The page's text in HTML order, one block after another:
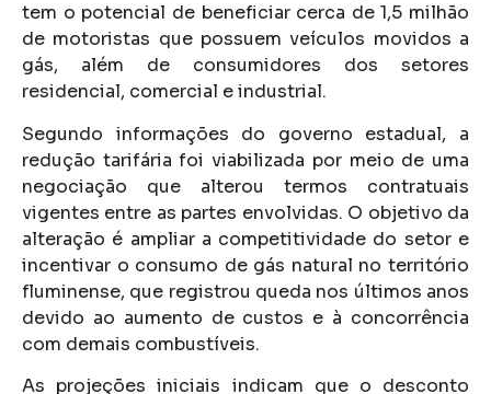
tem o potencial de beneficiar cerca de 1,5 milhão
de motoristas que possuem veículos movidos a
gás, além de consumidores dos setores
residencial, comercial e industrial.
Segundo informações do governo estadual, a
redução tarifária foi viabilizada por meio de uma
negociação que alterou termos contratuais
vigentes entre as partes envolvidas. O objetivo da
alteração é ampliar a competitividade do setor e
incentivar o consumo de gás natural no território
fluminense, que registrou queda nos últimos anos
devido ao aumento de custos e à concorrência
com demais combustíveis.
As projeções iniciais indicam que o desconto